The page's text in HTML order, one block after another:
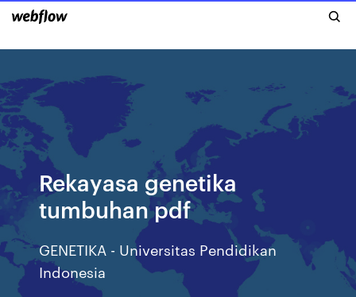
Rekayasa genetika
tumbuhan pdf
GENETIKA - Universitas Pendidikan
Indonesia